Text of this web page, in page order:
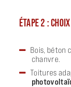
ÉTAPE 2 :
Bois, béton
chanvre.
Toitures